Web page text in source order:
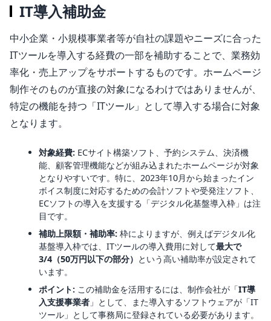
IT導入補助金
中小企業・小規模事業者等が自社の課題やニーズに合った
ITツールを導入する経費の一部を補助することで、業務効
率化・売上アップをサポートするものです。ホームページ
制作そのものが直接の対象になるわけではありませんが、
特定の機能を持つ「ITツール」として導入する場合に対象
となります。
対象経費: ECサイト構築ソフト、予約システム、決済機
能、顧客管理機能などが組み込まれたホームページが対象
となりやすいです。特に、2023年10月から始まったイン
ボイス制度に対応するための会計ソフトや受発注ソフト、
ECソフトの導入を支援する「デジタル化基盤導入枠」は注
目です。
補助上限額・補助率: 枠によりますが、例えばデジタル化
基盤導入枠では、ITツールの導入費用に対して最大で
3/4（50万円以下の部分） という高い補助率が設定されて
います。
ポイント: この補助金を活用するには、制作会社が「IT導
入支援事業者 」として、また導入するソフトウェアが「IT
ツール」として事務局に登録されている必要があります。